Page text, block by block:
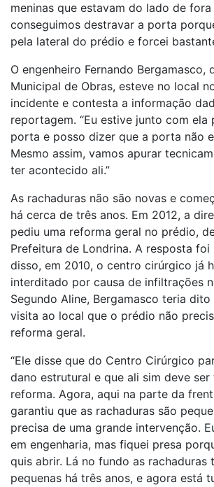
meninas que estavam do lado de fora
conseguimos destravar a porta
pela lateral do prédio e forcei
O engenheiro Fernando Bergamasco,
Municipal de Obras, esteve no local
incidente e contesta a informação
reportagem. “Eu estive junto com ela
porta e posso dizer que a porta não
Mesmo assim, vamos apurar
ter acontecido ali.”
As rachaduras não são novas e
há cerca de três anos. Em 2012, a
pediu uma reforma geral no prédio,
Prefeitura de Londrina. A resposta foi
disso, em 2010, o centro cirúrgico já
interditado por causa de infiltrações
Segundo Aline, Bergamasco teria dito
visita ao local que o prédio não
reforma geral.
“Ele disse que do Centro Cirúrgico
dano estrutural e que ali sim deve ser
reforma. Agora, aqui na parte da
garantiu que as rachaduras são
precisa de uma grande intervenção.
em engenharia, mas fiquei presa
quis abrir. Lá no fundo as rachaduras
pequenas há três anos, e agora está